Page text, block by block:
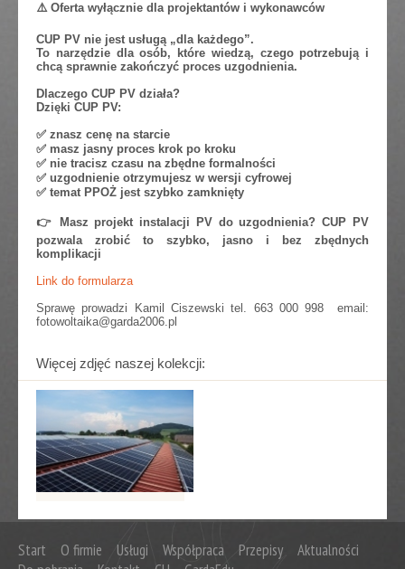
⚠️ Oferta wyłącznie dla projektantów i wykonawców
CUP PV nie jest usługą „dla każdego”.
To narzędzie dla osób, które wiedzą, czego potrzebują i
chcą sprawnie zakończyć proces uzgodnienia.
Dlaczego CUP PV działa?
Dzięki CUP PV:
✅ znasz cenę na starcie
✅ masz jasny proces krok po kroku
✅ nie tracisz czasu na zbędne formalności
✅ uzgodnienie otrzymujesz w wersji cyfrowej
✅ temat PPOŻ jest szybko zamknięty
👉 Masz projekt instalacji PV do uzgodnienia? CUP PV
pozwala zrobić to szybko, jasno i bez zbędnych
komplikacji
Link do formularza
Sprawę prowadzi Kamil Ciszewski tel. 663 000 998 email:
fotowoltaika@garda2006.pl
Więcej zdjęć naszej kolekcji:
Start O firmie
Usługi
Współpraca Przepisy
Aktualności